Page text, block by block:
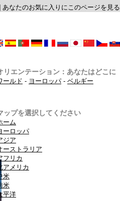
あなたのお気に入りにこのページを見る
リエンテーション：あなたはどこに
ールド - ヨーロッパ - ベルギー
ップを選択してください
ーム
ーロッパ
ジア
ーストラリア
フリカ
アメリカ
米
米
平洋